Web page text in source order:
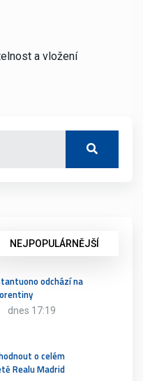
a vložení
NEJPOPULÁRNĚJŠÍ
odchází na
dnes 17:19
o celém
Realu Madrid